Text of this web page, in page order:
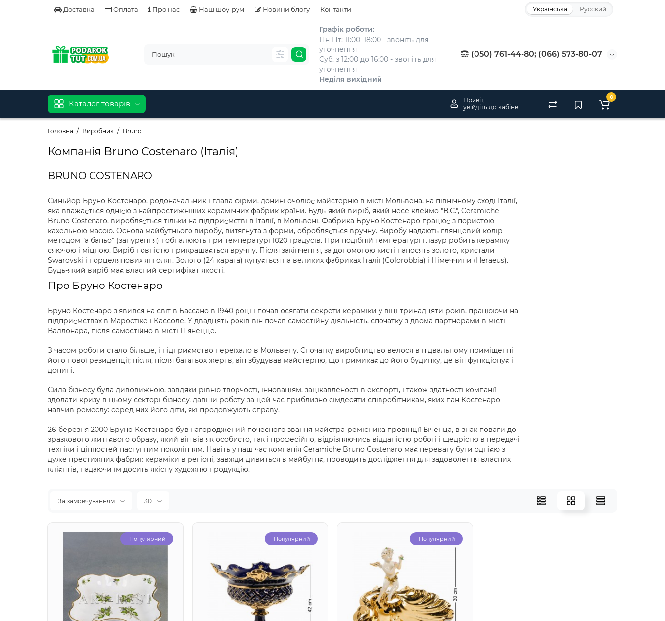
Доставка Оплата Про нас Наш шоу-рум Новини блогу Контакти Українська Русский
Графік роботи:
Пн-Пт: 11:00–18:00 - звоніть для
уточнення
Суб. з 12:00 до 16:00 - звоніть для
уточнення
Неділя вихідний
(050) 761-44-80; (066) 573-80-07
Каталог товарів
Привіт,
0
Головна Виробник Bruno
Компанія Bruno Costenaro (Італія)
BRUNO COSTENARO
Синьйор Бруно Костенаро, родоначальник і глава фірми, донині очолює майстерню в місті Мольвена, на північному сході Італії,
яка вважається однією з найпрестижніших керамічних фабрик країни. Будь-який виріб, який несе клеймо "В.С.", Ceramiche
Bruno Costenaro, виробляється тільки на підприємстві в Італії, в Мольвені. Фабрика Бруно Костенаро працює з пористою
кахельною масою. Основа майбутнього виробу, витягнута з форми, обробляється вручну. Виробу надають глянцевий колір
методом "а баньо" (занурення) і обпалюють при температурі 1020 градусів. При подібній температурі глазур робить кераміку
сяючою і міцною. Виріб повністю прикрашається вручну. Після закінчення, за допомогою кисті наносять золото, кристали
Swarovski і порцелянових янголят. Золото (24 карата) купується на великих фабриках Італії (Colorobbia) і Німеччини (Heraeus).
Будь-який виріб має власний сертифікат якості.
Про Бруно Костенаро
Бруно Костенаро з'явився на світ в Бассано в 1940 році і почав осягати секрети кераміки у віці тринадцяти років, працюючи на
підприємствах в Маростіке і Кассоле. У двадцять років він почав самостійну діяльність, спочатку з двома партнерами в місті
Валлонара, після самостійно в місті П'янецце.
З часом роботи стало більше, і підприємство переїхало в Мольвену. Спочатку виробництво велося в підвальному приміщенні
його нової резиденції; після, після багатьох жертв, він збудував майстерню, що примикає до його будинку, де він функціонує і
донині.
Сила бізнесу була дивовижною, завдяки рівню творчості, інноваціям, зацікавленості в експорті, і також здатності компанії
здолати кризу в цьому секторі бізнесу, давши роботу за цей час приблизно сімдесяти співробітникам, яких пан Костенаро
навчив ремеслу: серед них його діти, які продовжують справу.
26 березня 2000 Бруно Костенаро був нагороджений почесного звання майстра-ремісника провінції Віченца, в знак поваги до
зразкового життєвого образу, який він вів як особисто, так і професійно, відрізняючись відданістю роботі і щедрістю в передачі
техніки і цінностей наступним поколінням. Навіть у наш час компанія Ceramiche Bruno Costenaro має перевагу бути однією з
дуже престижних фабрик кераміки в регіоні, завжди дивиться в майбутнє, проводить дослідження для задоволення власних
клієнтів, надаючи їм досить якісну художню продукцію.
За замовчуванням 30
Популярний Популярний Популярний